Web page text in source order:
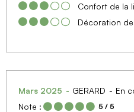
Confort de la
Décoration
Mars 2025 GERARD En
Note :
5 / 5